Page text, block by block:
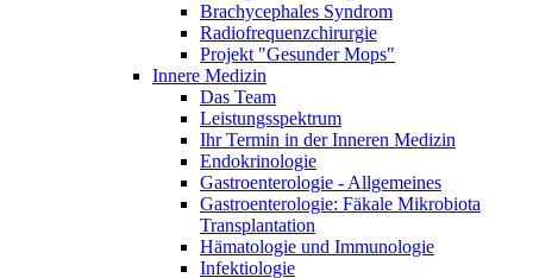
Brachycephales Syndrom
Radiofrequenzchirurgie
Projekt "Gesunder Mops"
Innere Medizin
Das Team
Leistungsspektrum
Ihr Termin in der Inneren Medizin
Endokrinologie
Gastroenterologie - Allgemeines
Gastroenterologie: Fäkale Mikrobiota
Transplantation
Hämatologie und Immunologie
Infektiologie